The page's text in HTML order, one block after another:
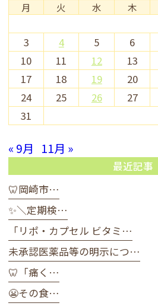
月 火 水 木
3
4 5 6
10
11 12 13
17
18 19 20
24
25 26 27
31
« 9月 11月 »
最近記事
🦷岡崎市…
✨＼定期検…
「リポ・カプセル ビタミ…
未承認医薬品等の明示につ…
🦷「痛く…
😬その食…